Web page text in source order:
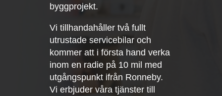
byggprojekt.
Vi tillhandahåller två fullt
utrustade servicebilar och
kommer att i första hand verka
inom en radie på 10 mil med
utgångspunkt ifrån Ronneby.
Vi erbjuder våra tjänster till